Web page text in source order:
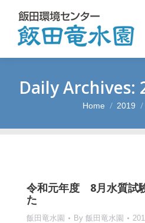
Daily Archives:
You are here:
Home 2019
令和元年度 8月水質試
た
飯田竜水園 By 飯田竜水園